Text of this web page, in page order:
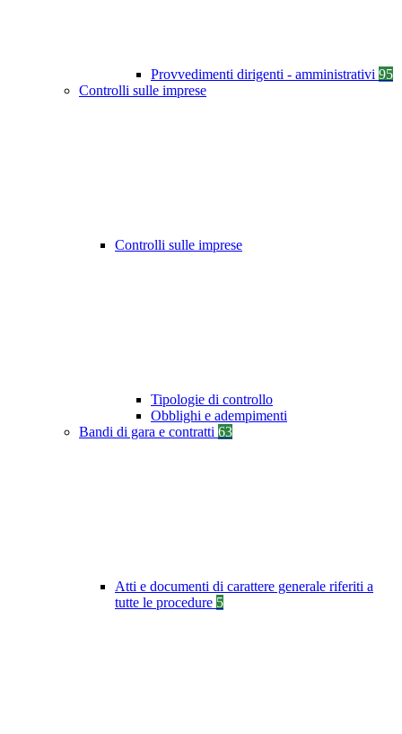
Provvedimenti dirigenti - amministrativi 95
Controlli sulle imprese
Controlli sulle imprese
Tipologie di controllo
Obblighi e adempimenti
Bandi di gara e contratti 63
Atti e documenti di carattere generale riferiti a
tutte le procedure 5